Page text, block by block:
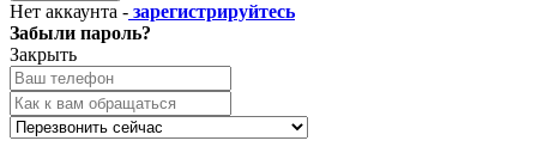
Нет аккаунта - зарегистрируйтесь
Забыли пароль?
Закрыть